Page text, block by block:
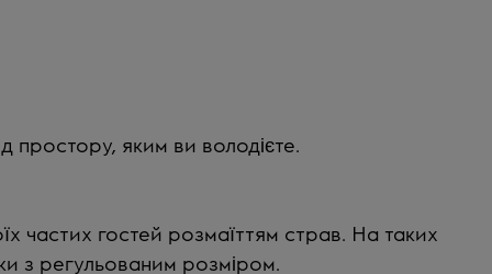
яким ви володієте.
частих гостей розмаїттям страв. На таких
з регульованим розміром.